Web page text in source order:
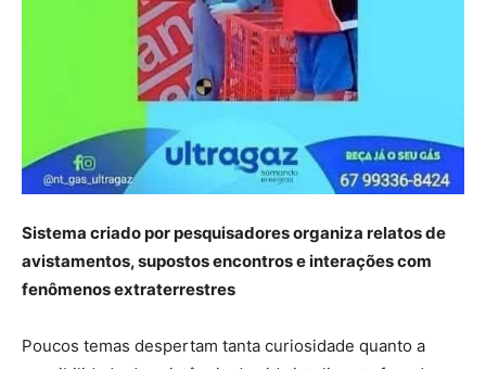
Sistema criado por pesquisadores organiza relatos de
avistamentos, supostos encontros e interações com
fenômenos extraterrestres
Poucos temas despertam tanta curiosidade quanto a